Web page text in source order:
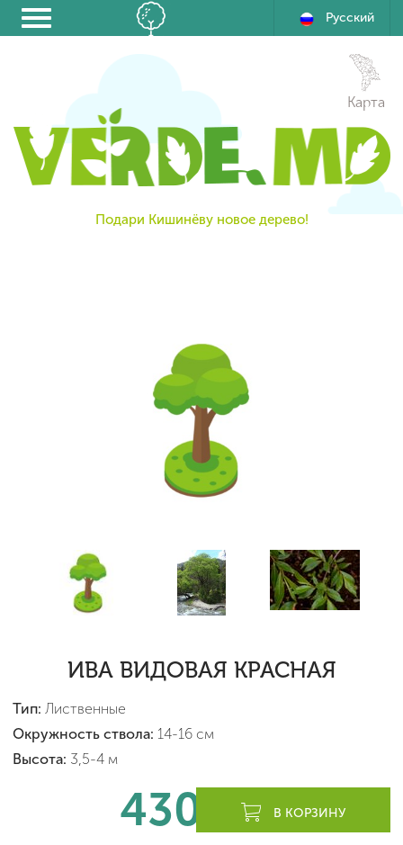
Русский
Подари Кишинёву новое дерево!
Карта
ИВА ВИДОВАЯ КРАСНАЯ
Тип: Лиственные
Окружность ствола: 14-16 см
Высота: 3,5-4 м
430 леевВ КОРЗИНУ